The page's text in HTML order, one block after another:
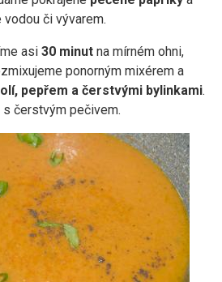
či vývarem.
asi 30 minut na mírném ohni,
ponorným mixérem a
pepřem a čerstvými bylinkami.
s čerstvým pečivem.